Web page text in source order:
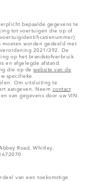
bepaalde gegevens te
tot voertuigen die op of
worden gedeeld met
2021/392. De
op het brandstofverbruik
en afgelegde afstand.
die op dewebsite van de
specifieke
Om uitsluiting te
aangeven. Neem contact
van gegevens door uw VIN
Road, Whitley,
van een toekomstige